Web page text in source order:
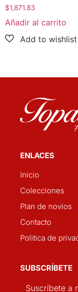
$1,871.83
Añadir al carrito
ENLACES
Inicio
Colecciones
Plan de novios
Contacto
Politica de
SUBSCRÍBETE
Suscríbete a